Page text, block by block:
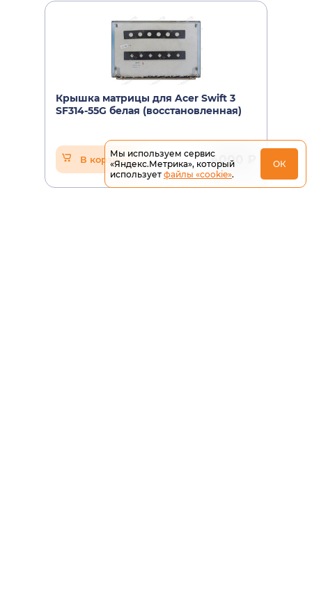
Крышка матрицы для Acer Swift 3
SF314-55G белая (восстановленная)
В корзину 4000 ₽
Мы используем сервис
«Яндекс.Метрика», который
использует файлы «cookie».
ОК